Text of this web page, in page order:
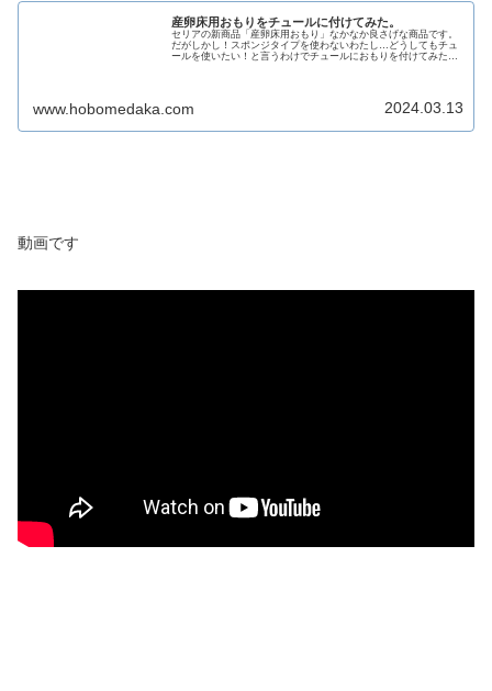
産卵床用おもりをチュールに付けてみた。
セリアの新商品「産卵床用おもり」なかなか良さげな商品です。
だがしかし！スポンジタイプを使わないわたし…どうしてもチュ
ールを使いたい！と言うわけでチュールにおもりを付けてみた。
www.hobomedaka.com 2024.03.13
動画です